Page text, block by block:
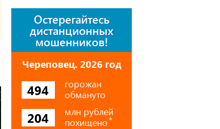
Остерегайтесь
дистанционных
мошенников!
Череповец. 2026 год
494
горожан
обмануто
204
млн рублей
похищено⃰